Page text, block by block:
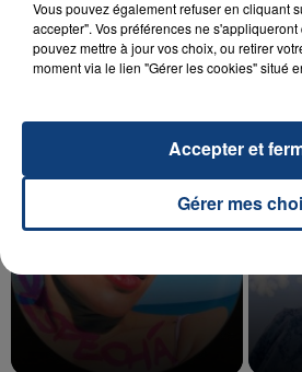
OPÉRER DE LA CHEVILLE
La famille a porté plainte
reconnu sa responsabilité et
20h53
20h53
Vous pouvez également refuser en cliquant
accepter". Vos préférences ne
pouvez mettre à jour vos choix, ou retirer
moment via le lien "Gérer les cookies" situé
Gérer mes
Accepter et